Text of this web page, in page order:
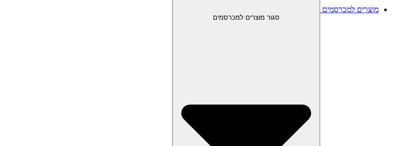
מוצרים למכרסמים
סגור מוצרים למכרסמים